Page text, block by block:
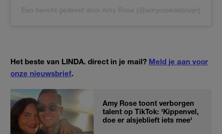
Een bericht gedeeld door Amy Rose (@amyrosedebruijn)
Het beste van LINDA. direct in je mail? Meld je aan voor
onze nieuwsbrief.
Amy Rose toont verborgen
talent op TikTok: 'Kippenvel,
doe er alsjeblieft iets mee'